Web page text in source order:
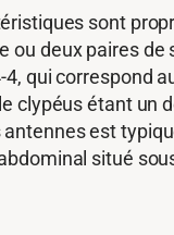
sont
ou deux paires
4, qui correspond
clypéus étant un
est
situé